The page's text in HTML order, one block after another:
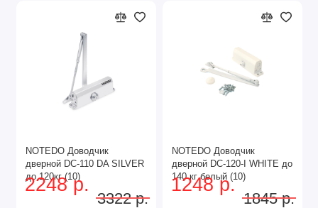
NOTEDO Доводчик
дверной DC-110 DA SILVER
до 120кг (10)
2248 р.
3322 р.
NOTEDO Доводчик
дверной DC-120-I WHITE до
140 кг белый (10)
1248 р.
1845 р.